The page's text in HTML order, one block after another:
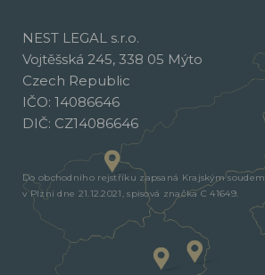
NEST LEGAL s.r.o.
Vojtěšská 245, 338 05 Mýto
Czech Republic
IČO: 14086646
DIČ: CZ14086646
Do obchodního rejstříku zapsaná Krajským soudem
v Plzni dne 21.12.2021, spisová značka C 41649.